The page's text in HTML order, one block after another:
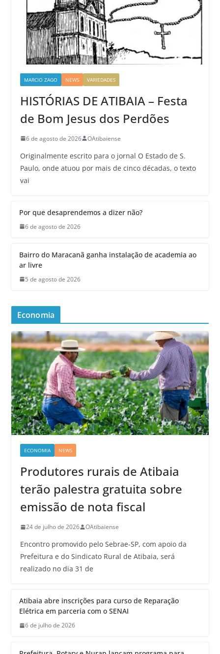
MARCIO ZAGO NEWS VARIEDADES
HISTÓRIAS DE ATIBAIA – Festa
de Bom Jesus dos Perdões
6 de agosto de 2026 OAtibaiense
Originalmente escrito para o jornal O Estado de S.
Paulo, onde atuou por mais de cinco décadas, o texto
vai
Por que desaprendemos a dizer não?
6 de agosto de 2026
Bairro do Maracanã ganha instalação de academia ao
ar livre
5 de agosto de 2026
Economia
ECONOMIA NEWS
Produtores rurais de Atibaia
terão palestra gratuita sobre
emissão de nota fiscal
24 de julho de 2026 OAtibaiense
Encontro promovido pelo Sebrae-SP, com apoio da
Prefeitura e do Sindicato Rural de Atibaia, será
realizado no dia 31 de
Atibaia abre inscrições para curso de Reparação
Elétrica em parceria com o SENAI
6 de julho de 2026